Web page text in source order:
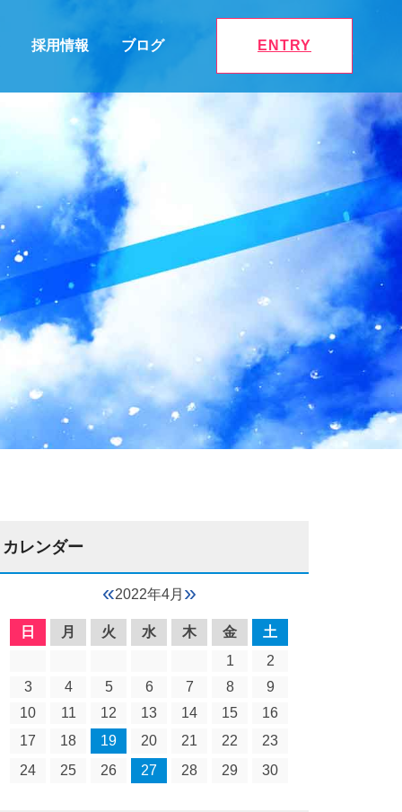
採用情報 ブログ ENTRY
カレンダー
«2022年4月 »
日 月 火 水 木 金
土
1
2
3
4 5 6 7 8
9
10
11 12 13 14 15
16
17
18 19 20 21 22
23
24
25 26 27 28 29 30